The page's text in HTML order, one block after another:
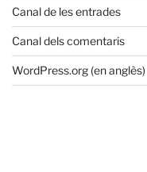
Canal de les entrades
Canal dels comentaris
WordPress.org (en anglès)